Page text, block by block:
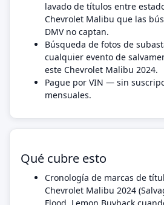
lavado de títulos entre
Chevrolet Malibu que las
DMV no captan.
Búsqueda de fotos de
cualquier evento de
este Chevrolet Malibu 2024.
Pague por VIN — sin
mensuales.
Qué cubre esto
Cronología de marcas de
Chevrolet Malibu 2024